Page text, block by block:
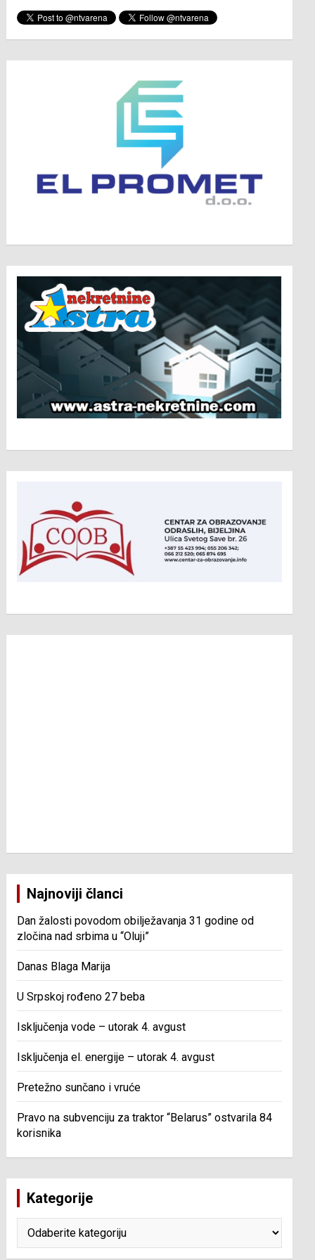
Najnoviji članci
Dan žalosti povodom obilježavanja 31 godine od
zločina nad srbima u “Oluji”
Danas Blaga Marija
U Srpskoj rođeno 27 beba
Isključenja vode – utorak 4. avgust
Isključenja el. energije – utorak 4. avgust
Pretežno sunčano i vruće
Pravo na subvenciju za traktor “Belarus” ostvarila 84
korisnika
Kategorije